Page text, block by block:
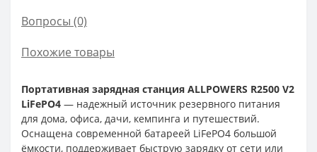
Вопросы (0)
Похожие товары
Портативная зарядная станция ALLPOWERS R2500 V2
LiFePO4 — надежный источник резервного питания
для дома, офиса, дачи, кемпинга и путешествий.
Оснащена современной батареей LiFePO4 большой
ёмкости, поддерживает быструю зарядку от сети или